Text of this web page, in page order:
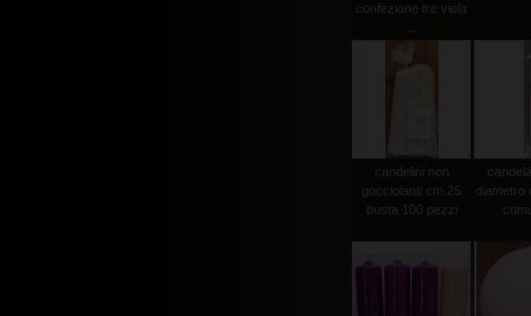
confezione tre viola
candelini non
gocciolanti cm.25
busta 100 pezzi
diametro